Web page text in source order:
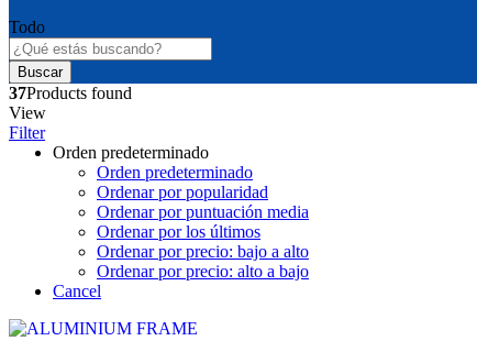
Todo
Buscar
37Products found
View
Filter
Orden predeterminado
Orden predeterminado
Ordenar por popularidad
Ordenar por puntuación media
Ordenar por los últimos
Ordenar por precio: bajo a alto
Ordenar por precio: alto a bajo
Cancel